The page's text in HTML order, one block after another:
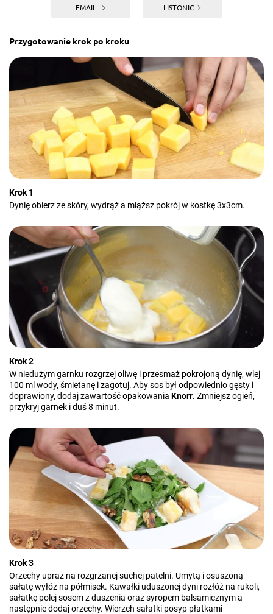
EMAIL LISTONIC
Przygotowanie krok po kroku
Krok 1
Dynię obierz ze skóry, wydrąż a miąższ pokrój w kostkę 3x3cm.
Krok 2
W niedużym garnku rozgrzej oliwę i przesmaż pokrojoną dynię, wlej
100 ml wody, śmietanę i zagotuj. Aby sos był odpowiednio gęsty i
doprawiony, dodaj zawartość opakowania Knorr. Zmniejsz ogień,
przykryj garnek i duś 8 minut.
Krok 3
Orzechy upraż na rozgrzanej suchej patelni. Umytą i osuszoną
sałatę wyłóż na półmisek. Kawałki uduszonej dyni rozłóż na rukoli,
sałatkę polej sosem z duszenia oraz syropem balsamicznym a
następnie dodaj orzechy. Wierzch sałatki posyp płatkami